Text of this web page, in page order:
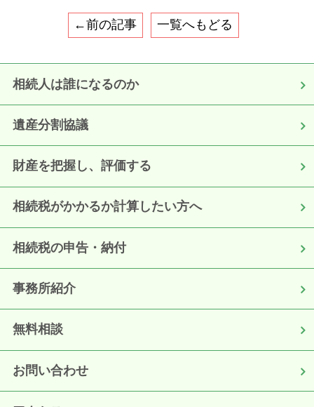
←前の記事 一覧へもどる
相続人は誰になるのか
遺産分割協議
財産を把握し、評価する
相続税がかかるか計算したい方へ
相続税の申告・納付
事務所紹介
無料相談
お問い合わせ